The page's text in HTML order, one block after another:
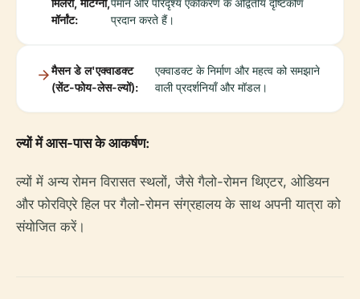
मिलरी, मोंटैग्नी,
मॉर्नांट:
पैमाने और परिदृश्य एकीकरण के अद्वितीय दृष्टिकोण
प्रदान करते हैं।
मैसन डे ल'एक्वाडक्ट
(सेंट-फोय-लेस-ल्यों):
एक्वाडक्ट के निर्माण और महत्व को समझाने
वाली प्रदर्शनियाँ और मॉडल।
ल्यों में आस-पास के आकर्षण:
ल्यों में अन्य रोमन विरासत स्थलों, जैसे गैलो-रोमन थिएटर, ओडियन
और फोरविएरे हिल पर गैलो-रोमन संग्रहालय के साथ अपनी यात्रा को
संयोजित करें।